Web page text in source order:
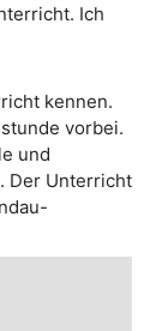
Ich
kennen.
vorbei.
und
Der Unterricht